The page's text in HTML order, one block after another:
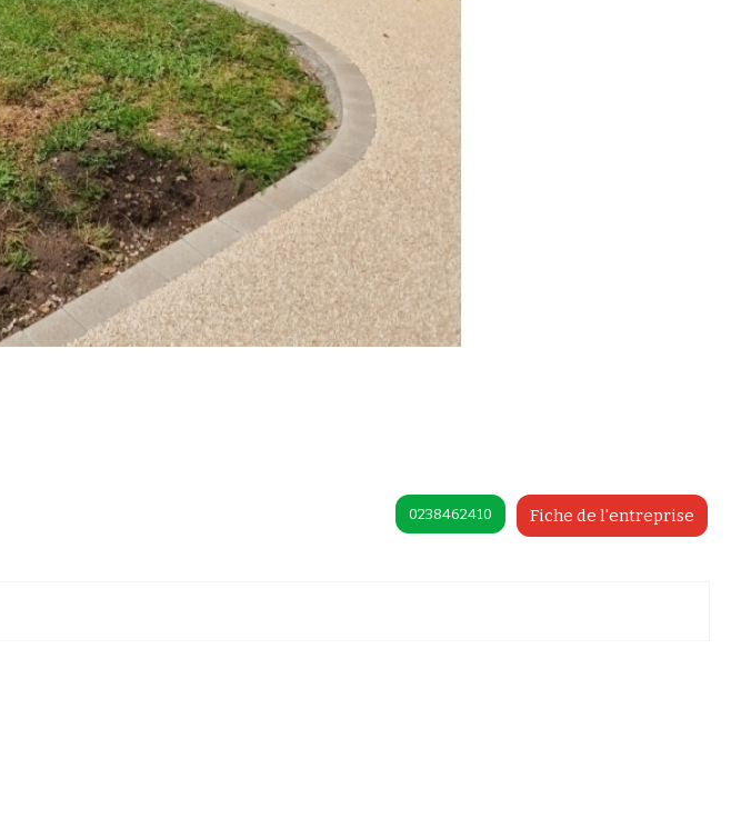
Fiche de l'entreprise
0238462410